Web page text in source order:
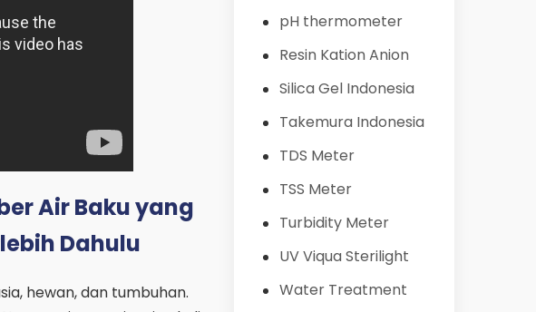
Air Baku yang
Dahulu
hewan, dan tumbuhan.
pH thermometer
Resin Kation Anion
Silica Gel Indonesia
Takemura Indonesia
TDS Meter
TSS Meter
Turbidity Meter
UV Viqua Sterilight
Water Treatment